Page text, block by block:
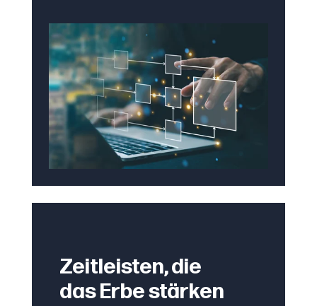
Zeitleisten, die
das Erbe stärken